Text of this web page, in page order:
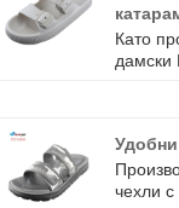
Като
дамски
до
проби,
чехли с